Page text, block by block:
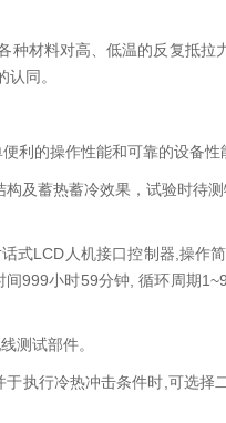
材料对高、低温的反复抵
同。
利的操作性能和可靠的设备性
及蓄热蓄冷效果，试验时待
式LCD人机接口控制器,操作
999小时59分钟, 循环周期
测试部件。
执行冷热冲击条件时,可选